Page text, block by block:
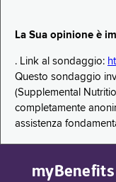
La Sua opinione è
. Link al sondaggio:
Questo sondaggio
(Supplemental
completamente
assistenza
myBenefits